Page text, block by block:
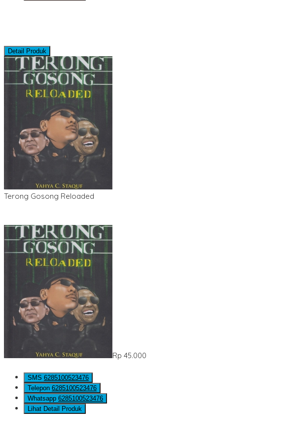
Detail Produk
Terong Gosong Reloaded
Rp 45.000
SMS 6285100523476
Telepon 6285100523476
Whatsapp 6285100523476
Lihat Detail Produk